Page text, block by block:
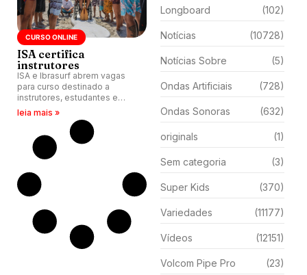
CURSO ONLINE
ISA certifica
instrutores
ISA e Ibrasurf abrem vagas
para curso destinado a
instrutores, estudantes e
profissionais do surfe.
leia mais »
Longboard (102)
Notícias (10728)
Notícias Sobre (5)
Ondas Artificiais (728)
Ondas Sonoras (632)
originals (1)
Sem categoria (3)
Super Kids (370)
Variedades (11177)
Vídeos (12151)
Volcom Pipe Pro (23)